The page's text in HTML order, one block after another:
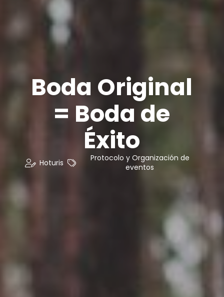
Boda Original
= Boda de
Éxito
Hoturis
Protocolo y Organización de
eventos